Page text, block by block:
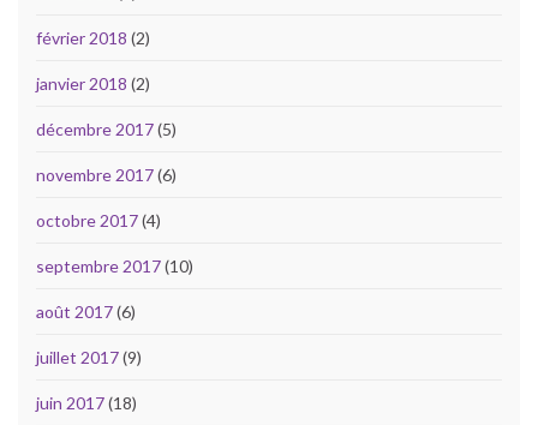
février 2018 (2)
janvier 2018 (2)
décembre 2017(5)
novembre 2017(6)
octobre 2017(4)
septembre 2017(10)
août 2017(6)
juillet 2017(9)
juin 2017(18)